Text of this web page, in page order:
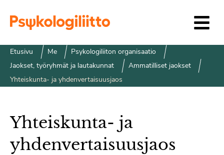
Etusivu Me
Psykologiliiton organisaatio
Jaokset, työryhmät ja lautakunnat
Ammatilliset jaokset
Yhteiskunta- ja yhdenvertaisuusjaos
Yhteiskunta- ja
yhdenvertaisuusjaos